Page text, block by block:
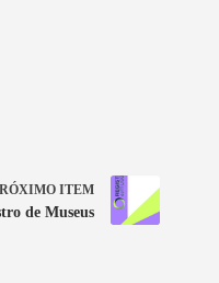
ITEM
de Museus